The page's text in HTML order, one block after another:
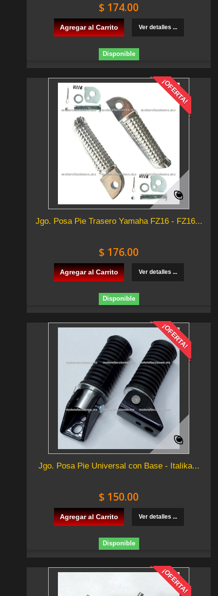
$ 174.00
Agregar al Carrito Ver detalles ...
Disponible
¡OFERTA!
Jgo. Posa Pie Trasero Yamaha FZ16 - FZ16...
$ 176.00
Agregar al Carrito Ver detalles ...
Disponible
¡OFERTA!
Jgo. Posa Pie Universal con Base - Italika...
$ 150.00
Agregar al Carrito Ver detalles ...
Disponible
¡OFERTA!